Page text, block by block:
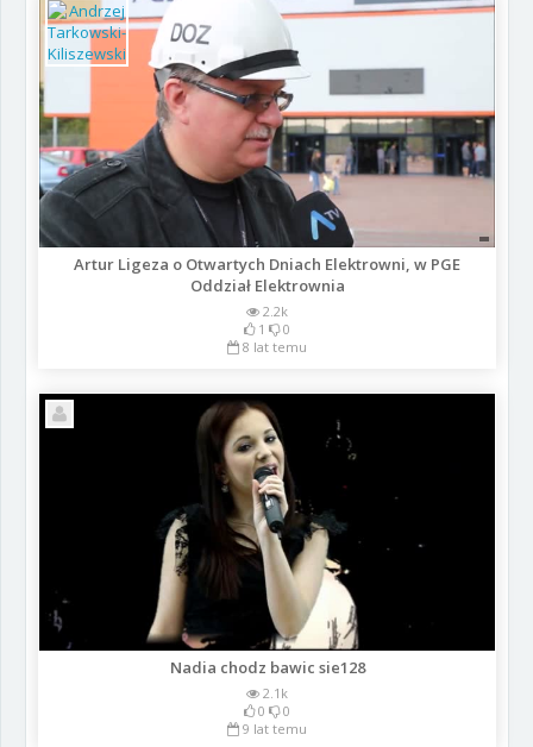
Artur Ligeza o Otwartych Dniach Elektrowni, w PGE
Oddział Elektrownia
2.2k
1
0
8 lat temu
Nadia chodz bawic sie128
2.1k
0
0
9 lat temu